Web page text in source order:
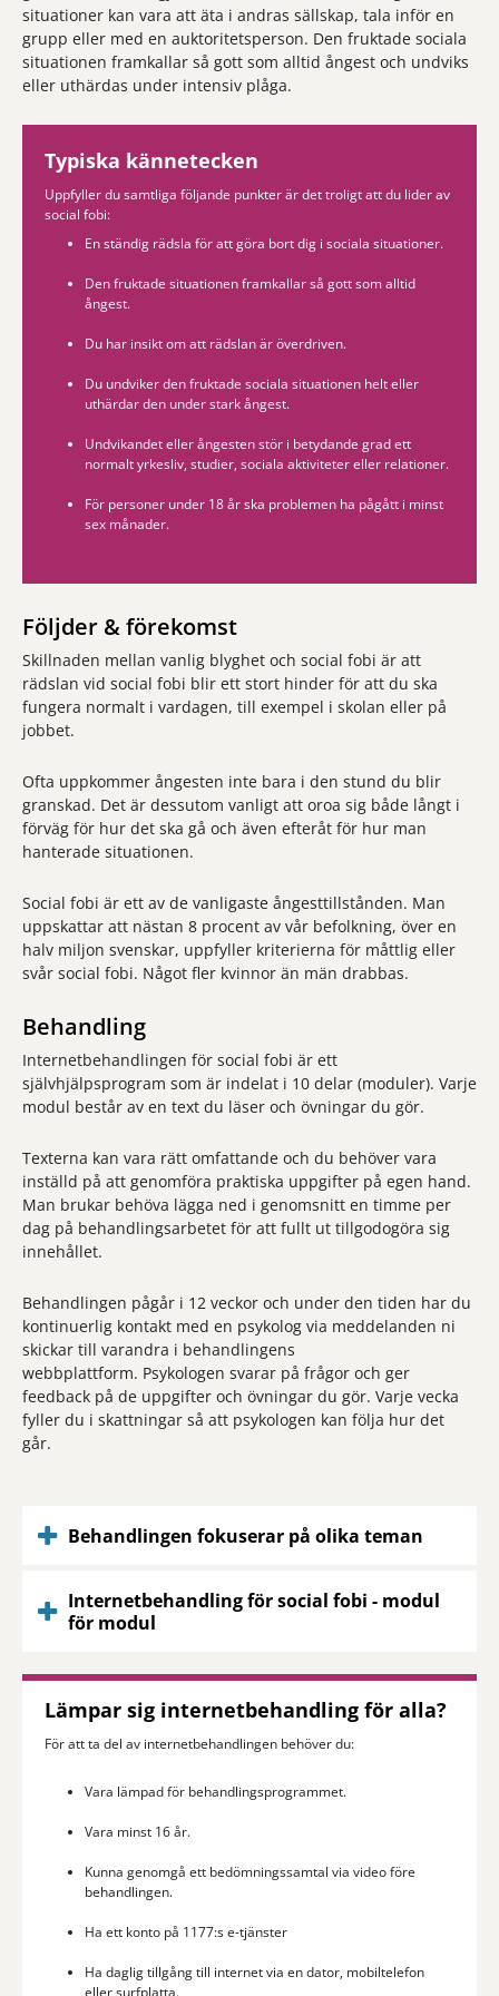
situationer kan vara att äta i andras sällskap, tala inför en
grupp eller med en auktoritetsperson. Den fruktade sociala
situationen framkallar så gott som alltid ångest och undviks
eller uthärdas under intensiv plåga.
Typiska kännetecken
Uppfyller du samtliga följande punkter är det troligt att du lider av
social fobi:
En ständig rädsla för att göra bort dig i sociala situationer.
Den fruktade situationen framkallar så gott som alltid
ångest.
Du har insikt om att rädslan är överdriven.
Du undviker den fruktade sociala situationen helt eller
uthärdar den under stark ångest.
Undvikandet eller ångesten stör i betydande grad ett
normalt yrkesliv, studier, sociala aktiviteter eller relationer.
För personer under 18 år ska problemen ha pågått i minst
sex månader.
Följder & förekomst
Skillnaden mellan vanlig blyghet och social fobi är att
rädslan vid social fobi blir ett stort hinder för att du ska
fungera normalt i vardagen, till exempel i skolan eller på
jobbet.
Ofta uppkommer ångesten inte bara i den stund du blir
granskad. Det är dessutom vanligt att oroa sig både långt i
förväg för hur det ska gå och även efteråt för hur man
hanterade situationen.
Social fobi är ett av de vanligaste ångesttillstånden. Man
uppskattar att nästan 8 procent av vår befolkning, över en
halv miljon svenskar, uppfyller kriterierna för måttlig eller
svår social fobi. Något fler kvinnor än män drabbas.
Behandling
Internetbehandlingen för social fobi är ett
självhjälpsprogram som är indelat i 10 delar (moduler). Varje
modul består av en text du läser och övningar du gör.
Texterna kan vara rätt omfattande och du behöver vara
inställd på att genomföra praktiska uppgifter på egen hand.
Man brukar behöva lägga ned i genomsnitt en timme per
dag på behandlingsarbetet för att fullt ut tillgodogöra sig
innehållet.
Behandlingen pågår i 12 veckor och under den tiden har du
kontinuerlig kontakt med en psykolog via meddelanden ni
skickar till varandra i behandlingens
webbplattform. Psykologen svarar på frågor och ger
feedback på de uppgifter och övningar du gör. Varje vecka
fyller du i skattningar så att psykologen kan följa hur det
går.
Behandlingen fokuserar på olika teman
Internetbehandling för social fobi - modul
för modul
Lämpar sig internetbehandling för alla?
För att ta del av internetbehandlingen behöver du:
Vara lämpad för behandlingsprogrammet.
Vara minst 16 år.
Kunna genomgå ett bedömningssamtal via video före
behandlingen.
Ha ett konto på 1177:s e-tjänster
Ha daglig tillgång till internet via en dator, mobiltelefon
eller surfplatta.